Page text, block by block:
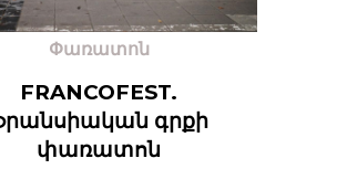
Փառատոն
FRANCOFEST.
գրքի
փառատոն